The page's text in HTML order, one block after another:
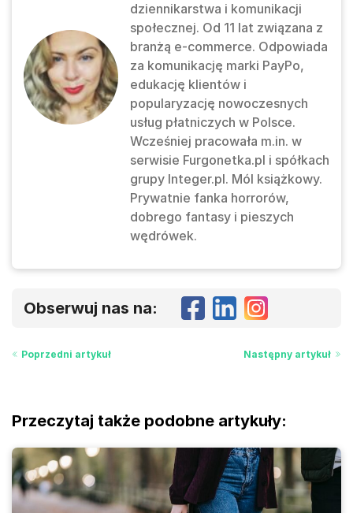
dziennikarstwa i komunikacji
społecznej. Od 11 lat związana z
branżą e-commerce. Odpowiada
za komunikację marki PayPo,
edukację klientów i
popularyzację nowoczesnych
usług płatniczych w Polsce.
Wcześniej pracowała m.in. w
serwisie Furgonetka.pl i spółkach
grupy Integer.pl. Mól książkowy.
Prywatnie fanka horrorów,
dobrego fantasy i pieszych
wędrówek.
Obserwuj nas na:
Poprzedni artykuł Następny artykuł
Przeczytaj także podobne artykuły: